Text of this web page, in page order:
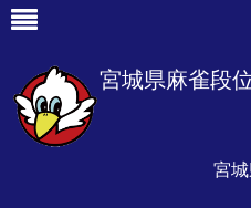
宮城県麻雀段
宮